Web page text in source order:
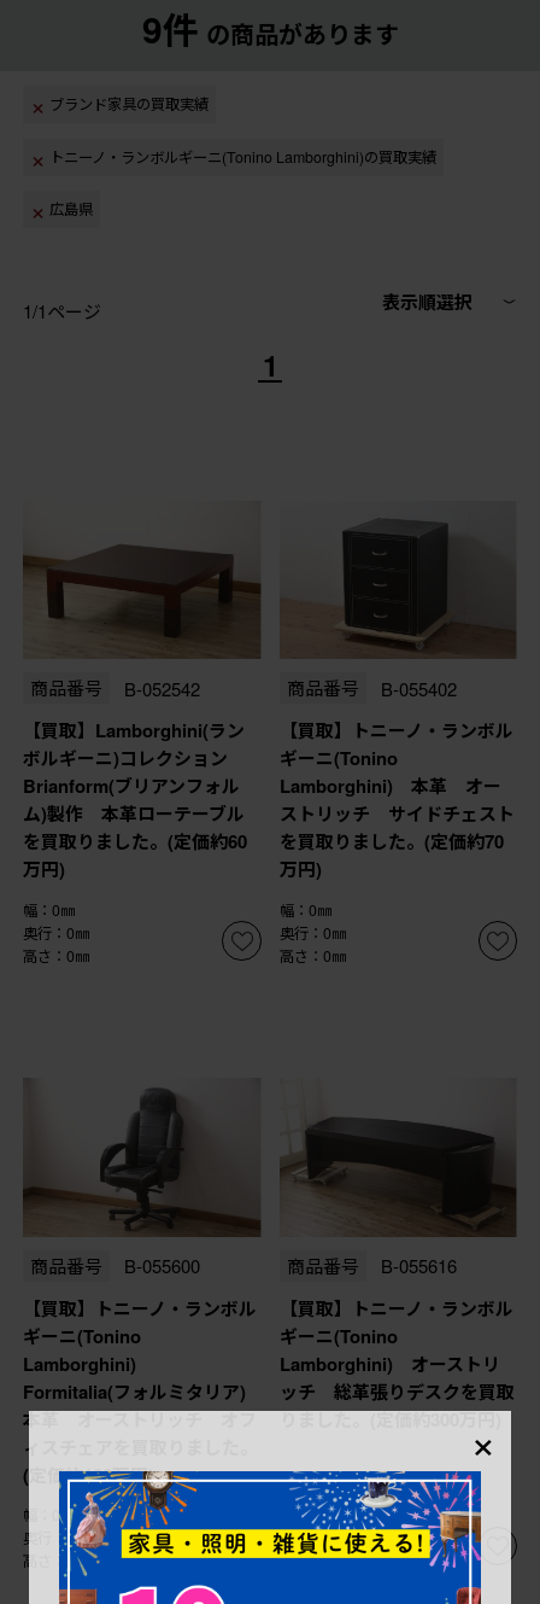
9件 の商品があります
ブランド家具の買取実績
トニーノ・ランボルギーニ(Tonino Lamborghini)の買取実績
広島県
1/1ページ 表示順選択
1
商品番号 B-052542
【買取】Lamborghini(ラン
ボルギーニ)コレクション
Brianform(ブリアンフォル
ム)製作 本革ローテーブル
を買取りました。(定価約60
万円)
幅：0㎜
奥行：0㎜
高さ：0㎜
商品番号 B-055402
【買取】トニーノ・ランボル
ギーニ(Tonino
Lamborghini) 本革 オー
ストリッチ サイドチェスト
を買取りました。(定価約70
万円)
幅：0㎜
奥行：0㎜
高さ：0㎜
商品番号 B-055600
【買取】トニーノ・ランボル
ギーニ(Tonino
Lamborghini)
Formitalia(フォルミタリア)
本革 オーストリッチ オフ
ィスチェアを買取りました。
(定価約100万円)
幅：0㎜
奥行：0㎜
高さ：0㎜
商品番号 B-055616
【買取】トニーノ・ランボル
ギーニ(Tonino
Lamborghini) オーストリ
ッチ 総革張りデスクを買取
りました。(定価約300万円)
幅：0㎜
奥行：0㎜
高さ：0㎜
×